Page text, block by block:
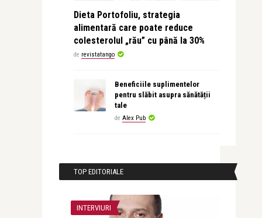
Dieta Portofoliu, strategia
alimentară care poate reduce
colesterolul „rău” cu până la 30%
de revistatango
Beneficiile suplimentelor
pentru slăbit asupra sănătății
tale
de Alex Pub
TOP EDITORIALE
INTERVIURI